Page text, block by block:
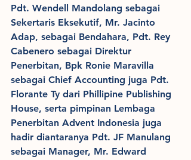
Pdt. Wendell Mandolang sebagai
Sekertaris Eksekutif, Mr. Jacinto
Adap, sebagai Bendahara, Pdt. Rey
Cabenero sebagai Direktur
Penerbitan, Bpk Ronie Maravilla
sebagai Chief Accounting juga Pdt.
Florante Ty dari Phillipine Publishing
House, serta pimpinan Lembaga
Penerbitan Advent Indonesia juga
hadir diantaranya Pdt. JF Manulang
sebagai Manager, Mr. Edward